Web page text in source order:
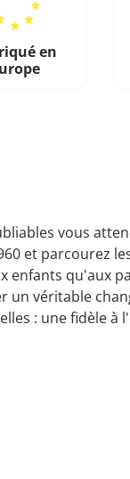
en
vous
et parcourez
qu'aux
un véritable
: une fidèle